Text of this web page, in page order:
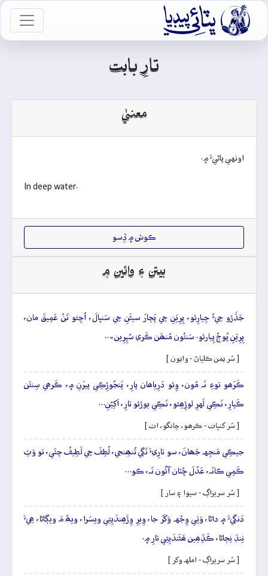

تارِ بابت
معنيٰ
اونهي پاڻيءَ ۾.
In deep water.
ڪوش ۾ ڏِسو
بيتن ۽ وائين ۾
جَڏَڙو جِيءُ جِيارِئو، پِرِيَنِ جِي پَچارَ سيڻَنِ جِي سَنڀالَ، اُڃِئو تَنُ عَمِيقَ مان،
پِرِيَنِ پُوڄُ پِيارئو. سَنئُون مُنھَن ڪَري سُپِرِين،…
[ سُر يمن ڪلياڻ - وايون ]
ڪَرَھو توءِ نَہ مُون، وِئو دَرِياھان پارِ، پَنجُوڙِڪِي پيرَنِ ۾، ڪَرھي سِنئَن
ڪَپارِ، نَڪِي لَهرِ لوڙِھِئو، نَڪِي ٻوڙئو تارِ، اَکِيُنِ…
[ سُر کنڀات - ڪرھو، چانگو، اٺ ]
جيڪِي مَنجِهہ جَھانَ، سو تارِيءَ تَڳي تُنھِنجي، لُطِفَ جِي لَطِيفُ چئَي، تو وَٽِ
ڪَمِي ڪانَہ، عَدُلَ ڇُٽان آئُون نَہ، ڪو…
[ سُر سريراڳ - سيوا ۽ سار ]
دَنگِيءَ ۾ داڻا، وَٺِي وِجُهہ وَکَرَ جا، وِيرِ وِڙَھِندَيِئِي ويسَرا، ويھُ مَ ويڳاڻا، ھِيءَ
نِنڊَ نِڄاڻا، ڪَڏِھِين ھَڻَندَيِئِي تارِ ۾.
[ سُر سريراڳ - املهہ وکر ]